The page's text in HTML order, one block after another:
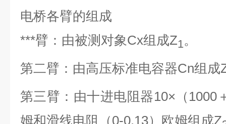
电桥各臂的组成
***臂：由被测对象Cx组成Z1。
第二臂：由高压标准电容器Cn组成
第三臂：由十进电阻器10×（1000
姆和滑线电阻（0-0.13）欧姆组成Z